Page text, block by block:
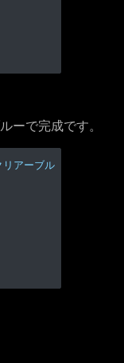
ーで完成です。
リアーブル